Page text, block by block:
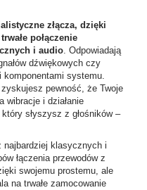
złącza, dzięki
połączenie
i audio. Odpowiadają
dźwiękowych czy
systemu.
pewność, że Twoje
wibracje i działanie
słyszysz z głośników –
najbardziej klasycznych i
łączenia przewodów z
swojemu prostemu, ale
na trwałe zamocowanie